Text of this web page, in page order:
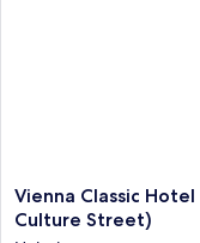
Vienna
Classic
Vienna Classic
Culture Street)